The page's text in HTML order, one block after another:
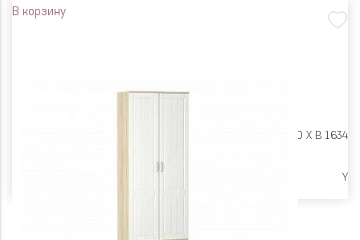
В корзину
Ш 950 X Г 400 X В 1634
Y